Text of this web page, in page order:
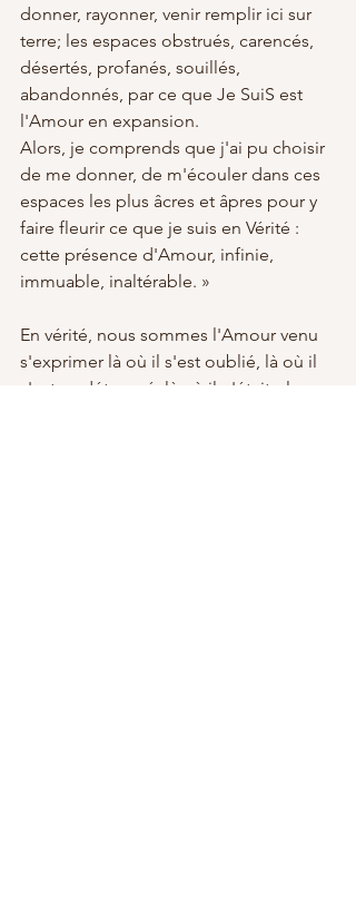
donner, rayonner, venir remplir ici sur
terre; les espaces obstrués, carencés,
désertés, profanés, souillés,
abandonnés, par ce que Je SuiS est
l'Amour en expansion.
Alors, je comprends que j'ai pu choisir
de me donner, de m'écouler dans ces
espaces les plus âcres et âpres pour y
faire fleurir ce que je suis en Vérité :
cette présence d'Amour, infinie,
immuable, inaltérable. »
En vérité, nous sommes l'Amour venu
s'exprimer là où il s'est oublié, là où il
s'est vu détourné, là où il n'était plus